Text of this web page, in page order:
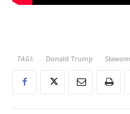
TAGI: Donald Trump